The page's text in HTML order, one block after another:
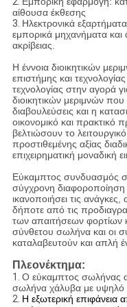
αίθουσα έκθεσης
3. Ηλεκτρονικά
εμπορικά μηχανήματα
ακρίβειας.
Η έννοια διοικητικών
επιστήμης και
τεχνολογίας στην αγορά
διοικητικών μεριμνών
διαβουλεύσεις και η
οικονομικό και πρακτικό
βελτιώσουν το
προστιθεμένης αξίας
επιχειρηματική μοναδική
Εύκαμπτος συνδυασμός
σύγχρονη διαφοροποίηση
ικανοποιήσει τις
δήποτε από τις
των απαιτήσεων φορτίων
σύνθετου σωλήνα και οι
καταλαβευτούν και απλή
Πλεονέκτημα:
1. Ο εύκαμπτος σωλήνας
σωλήνα χάλυβα με υψηλό -
2. Η εξωτερική επιφάνεια